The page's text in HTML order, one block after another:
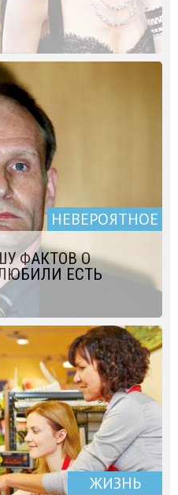
НЕВЕРОЯТНОЕ
ФАКТОВ О
ЕСТЬ
ЖИЗНЬ